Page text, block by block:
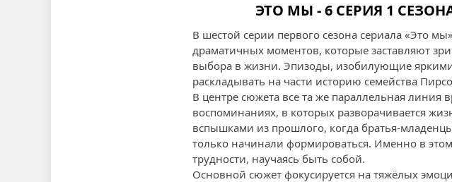
ЭТО МЫ - 6 СЕРИЯ 1
В шестой серии первого сезона сериала «Это
драматичных моментов, которые заставляют
выбора в жизни. Эпизоды, изобилующие
раскладывать на части историю семейства
В центре сюжета все та же параллельная
воспоминаниях, в которых разворачивается
вспышками из прошлого, когда братья-
только начинали формироваться. Именно в
трудности, научаясь быть собой.
Основной сюжет фокусируется на тяжёлых